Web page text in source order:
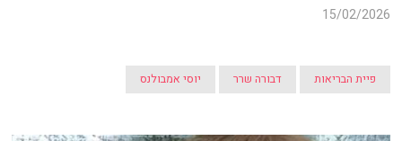
15/02/2026
פיית הבריאות דבורה שרר יוסי אמבולנס